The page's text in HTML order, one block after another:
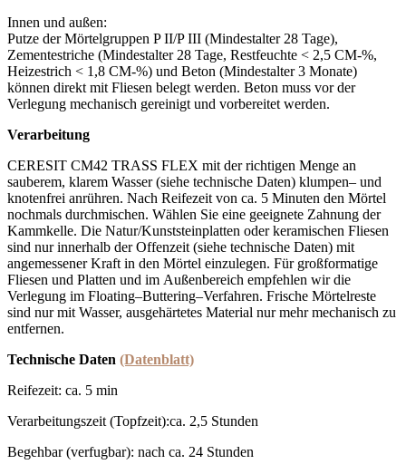
Innen und außen:
Putze der Mörtelgruppen P II/P III (Mindestalter 28 Tage),
Zementestriche (Mindestalter 28 Tage, Restfeuchte < 2,5 CM-%,
Heizestrich < 1,8 CM-%) und Beton (Mindestalter 3 Monate)
können direkt mit Fliesen belegt werden. Beton muss vor der
Verlegung mechanisch gereinigt und vorbereitet werden.
Verarbeitung
CERESIT CM42 TRASS FLEX mit der richtigen Menge an
sauberem, klarem Wasser (siehe technische Daten) klumpen– und
knotenfrei anrühren. Nach Reifezeit von ca. 5 Minuten den Mörtel
nochmals durchmischen. Wählen Sie eine geeignete Zahnung der
Kammkelle. Die Natur/Kunststeinplatten oder keramischen Fliesen
sind nur innerhalb der Offenzeit (siehe technische Daten) mit
angemessener Kraft in den Mörtel einzulegen. Für großformatige
Fliesen und Platten und im Außenbereich empfehlen wir die
Verlegung im Floating–Buttering–Verfahren. Frische Mörtelreste
sind nur mit Wasser, ausgehärtetes Material nur mehr mechanisch zu
entfernen.
Technische Daten (Datenblatt)
Reifezeit: ca. 5 min
Verarbeitungszeit (Topfzeit):ca. 2,5 Stunden
Begehbar (verfugbar): nach ca. 24 Stunden